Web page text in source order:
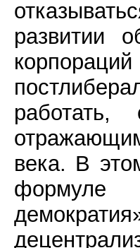
развитии
века. В
формуле